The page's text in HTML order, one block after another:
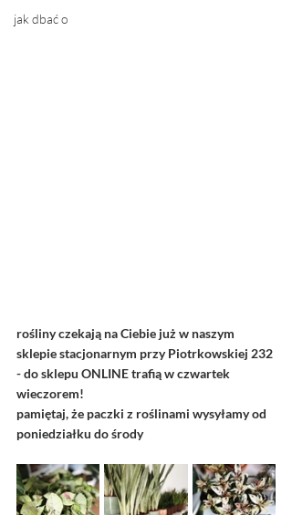
jak dbać o
rośliny czekają na Ciebie już w naszym
sklepie stacjonarnym przy Piotrkowskiej 232
- do sklepu ONLINE trafią w czwartek
wieczorem!
pamiętaj, że paczki z roślinami wysyłamy od
poniedziałku do środy